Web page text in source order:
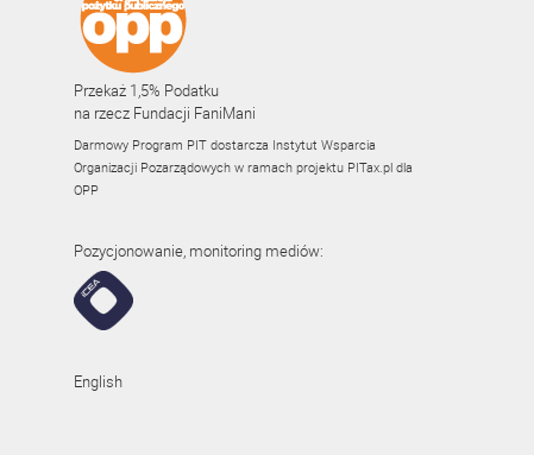
Przekaż 1,5% Podatku
na rzecz Fundacji FaniMani
Darmowy Program PIT dostarcza Instytut Wsparcia
Organizacji Pozarządowych w ramach projektu PITax.pl dla
OPP
Pozycjonowanie, monitoring mediów:
English